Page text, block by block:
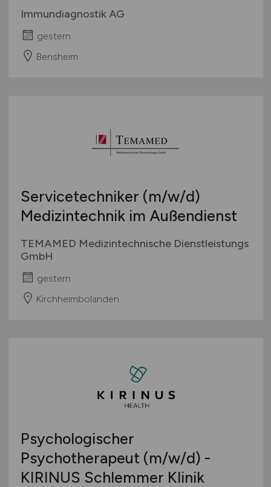
Immundiagnostik AG
gestern
Bensheim
Servicetechniker (m/w/d)
Medizintechnik im Außendienst
TEMAMED Medizintechnische Dienstleistungs
GmbH
gestern
Kirchheimbolanden
Psychologischer
Psychotherapeut (m/w/d) -
KIRINUS Schlemmer Klinik